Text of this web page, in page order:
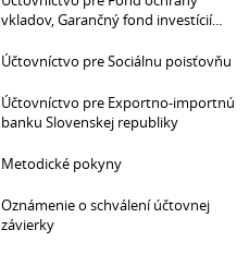
vkladov, Garančný fond investícií...
Účtovníctvo pre Sociálnu poisťovňu
Účtovníctvo pre Exportno-importnú
banku Slovenskej republiky
Metodické pokyny
Oznámenie o schválení účtovnej
závierky